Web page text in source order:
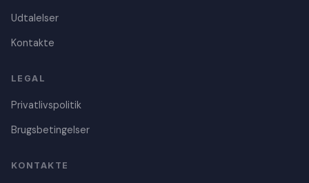
Udtalelser
Kontakte
LEGAL
Privatlivspolitik
Brugsbetingelser
KONTAKTESwedish
Portuguese